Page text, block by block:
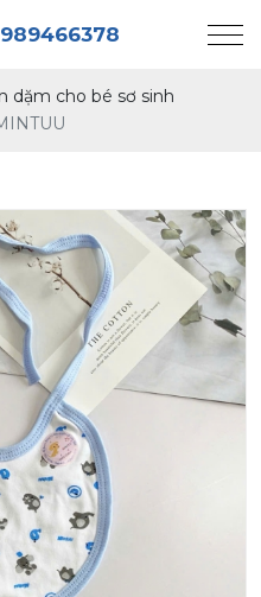
dặm cho bé sơ sinh